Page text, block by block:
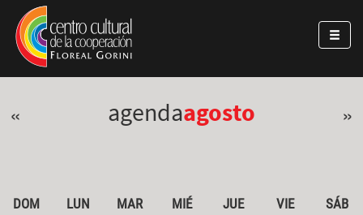
Pasar al contenido principal
Jump to main content
« agendaagosto »
DOM LUN MAR MIÉ JUE VIE
SÁB